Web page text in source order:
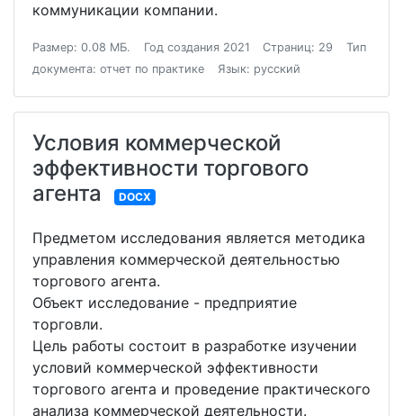
коммуникации компании.
Размер: 0.08 МБ. Год создания 2021 Страниц: 29
Тип
документа: отчет по практике
Язык: русский
Условия коммерческой
эффективности торгового
агента
DOCX
Предметом исследования является методика
управления коммерческой деятельностью
торгового агента.
Объект исследование - предприятие
торговли.
Цель работы состоит в разработке изучении
условий коммерческой эффективности
торгового агента и проведение практического
анализа коммерческой деятельности.